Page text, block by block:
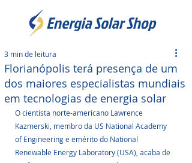
Florianópolis terá presença de um
dos maiores especialistas mundiais
em tecnologias de energia solar
3 min de leitura
O cientista norte-americano Lawrence
Kazmerski, membro da US National Academy
of Engineering e emérito do National
Renewable Energy Laboratory (USA), acaba de